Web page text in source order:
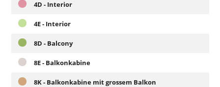
4D - Interior
4E - Interior
8D - Balcony
8E - Balkonkabine
8K - Balkonkabine mit grossem Balkon